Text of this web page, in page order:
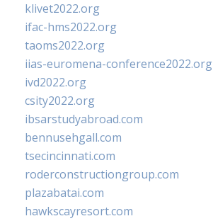
klivet2022.org
ifac-hms2022.org
taoms2022.org
iias-euromena-conference2022.org
ivd2022.org
csity2022.org
ibsarstudyabroad.com
bennusehgall.com
tsecincinnati.com
roderconstructiongroup.com
plazabatai.com
hawkscayresort.com